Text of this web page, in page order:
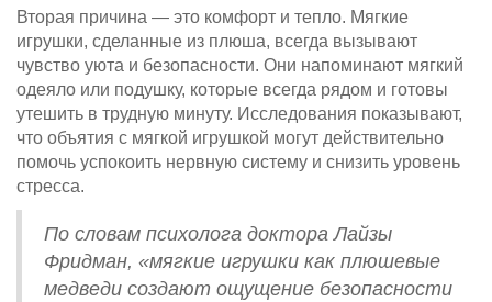
Вторая причина — это комфорт и тепло. Мягкие
игрушки, сделанные из плюша, всегда вызывают
чувство уюта и безопасности. Они напоминают мягкий
одеяло или подушку, которые всегда рядом и готовы
утешить в трудную минуту. Исследования показывают,
что объятия с мягкой игрушкой могут действительно
помочь успокоить нервную систему и снизить уровень
стресса.
По словам психолога доктора Лайзы
Фридман, «мягкие игрушки как плюшевые
медведи создают ощущение безопасности